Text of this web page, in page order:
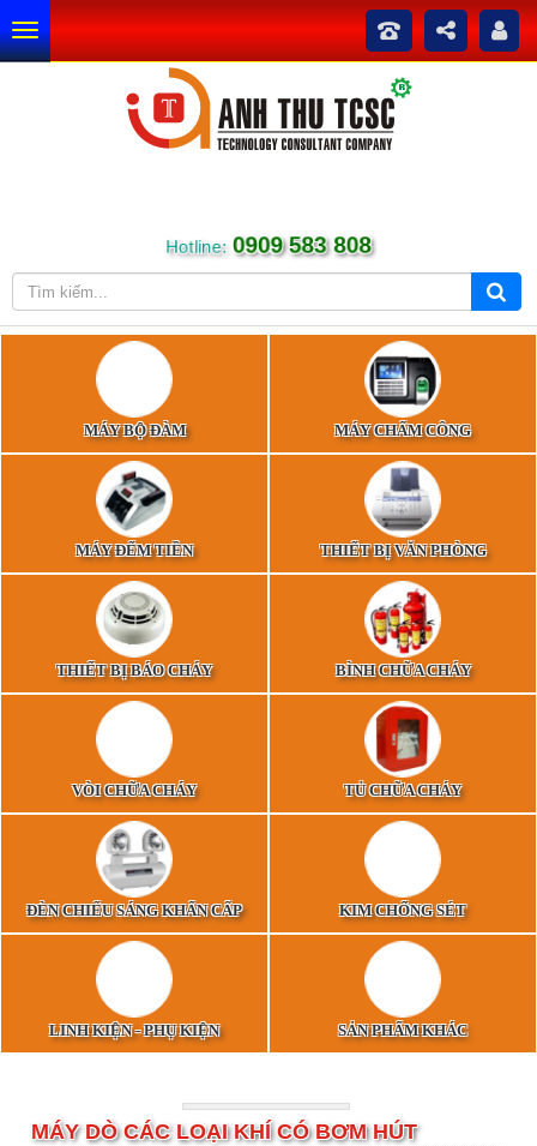
Hotline: 0909 583 808
MÁY BỘ ĐÀM MÁY CHẤM CÔNG
MÁY ĐẾM TIỀN THIẾT BỊ VĂN PHÒNG
THIẾT BỊ BÁO CHÁY BÌNH CHỮA CHÁY
VÒI CHỮA CHÁY TỦ CHỮA CHÁY
ĐÈN CHIẾU SÁNG KHẨN CẤP KIM CHỐNG SÉT
LINH KIỆN - PHỤ KIỆN SẢN PHẨM KHÁC
MÁY DÒ CÁC LOẠI KHÍ CÓ BƠM HÚT